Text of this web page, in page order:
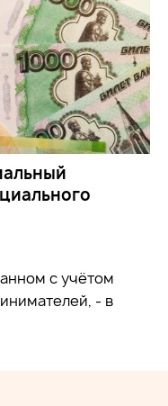
с учётом
- в